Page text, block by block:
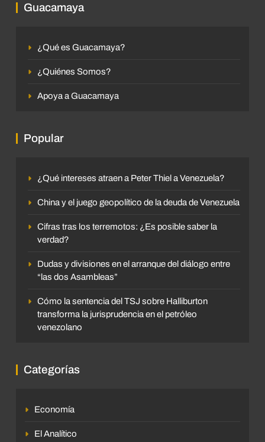
Guacamaya
¿Qué es Guacamaya?
¿Quiénes Somos?
Apoya a Guacamaya
Popular
¿Qué intereses atraen a Peter Thiel a Venezuela?
China y el juego geopolítico de la deuda de Venezuela
Cifras tras los terremotos: ¿Es posible saber la
verdad?
Dudas y divisiones en el arranque del diálogo entre
“las dos Asambleas”
Cómo la sentencia del TSJ sobre Halliburton
transforma la jurisprudencia en el petróleo
venezolano
Categorías
Economía
El Analítico